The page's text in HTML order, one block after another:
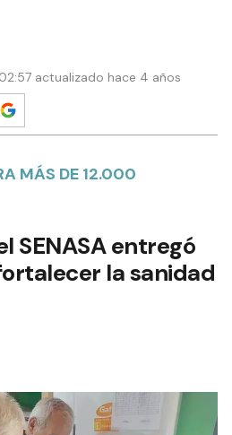
actualizado hace 4 años
MÁS DE 12.000
SENASA entregó
la sanidad